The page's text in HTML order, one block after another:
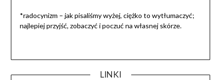
*radocynizm – jak pisaliśmy wyżej, ciężko to wytłumaczyć;
najlepiej przyjść, zobaczyć i poczuć na własnej skórze.
LINKI